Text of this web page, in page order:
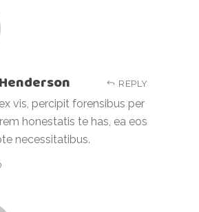
REPLY
vis, percipit forensibus per
honestatis te has, ea eos
necessitatibus.